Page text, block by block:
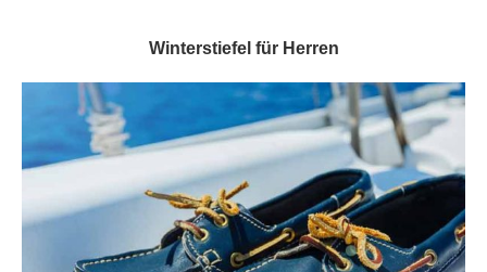
Winterstiefel für Herren